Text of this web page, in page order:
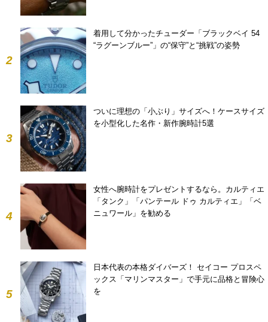
2
着用して分かったチューダー「ブラックベイ 54
“ラグーンブルー”」の“保守”と“挑戦”の姿勢
3
ついに理想の「小ぶり」サイズへ！ケースサイズ
を小型化した名作・新作腕時計5選
4
女性へ腕時計をプレゼントするなら。カルティエ
「タンク」「パンテール ドゥ カルティエ」「ベ
ニュワール」を勧める
5
日本代表の本格ダイバーズ！ セイコー プロスペ
ックス「マリンマスター」で手元に品格と冒険心
を